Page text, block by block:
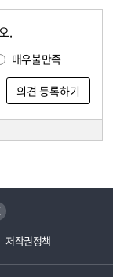
.
매우불만족
저작권정책